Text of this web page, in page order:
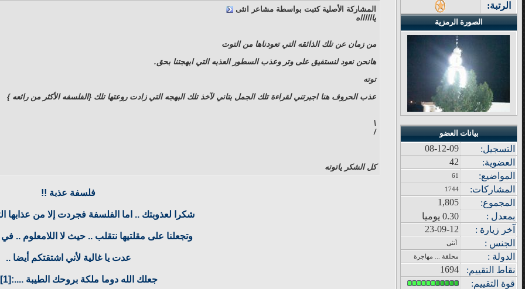
الرتبة:
الصورة الرمزية
بيانات العضو
التسجيل:
08-12-09
العضوية:
42
المواضيع:
61
المشاركات:
1744
المجموع:
1,805
بمعدل :
0.30 يوميا
خر زيار ة :
23-09-12
الجنس :
أنثى
الدولة : محلقة ... مهاجرة
نقاط التقييم:
1694
قوة التقييم:
المشاركة الأصلية كتبت بواسطة مشاعر انثى
يااااااه
من زمان عن تلك الذائقه التي تعودناها من التوت
هانحن نعود لنستفيق على وتر وعذب السطور العذبه التي ابهجتنا بحق.
توته
عذب الحروف هنا اجبرتني لقراءة تلك الجمل بتاني لآخذ تلك البهجه التي زادت روعتها تلك {الفلسفه الأكثر من رائعه }
\
/
كل الشكر ياتوته
فلسفة عذبة !!
شكرا لعذوبتك .. اما الفلسفة فجردت إلا من عذابها
وتجعلنا على مقلتيها نتقلب .. حيث لا اللامعلوم ..
عدت يا غالية لأني اشتقتكم أيضا ..
جعلك الله دوما ملكة بروحك الطيبة ....:hurt[1]: